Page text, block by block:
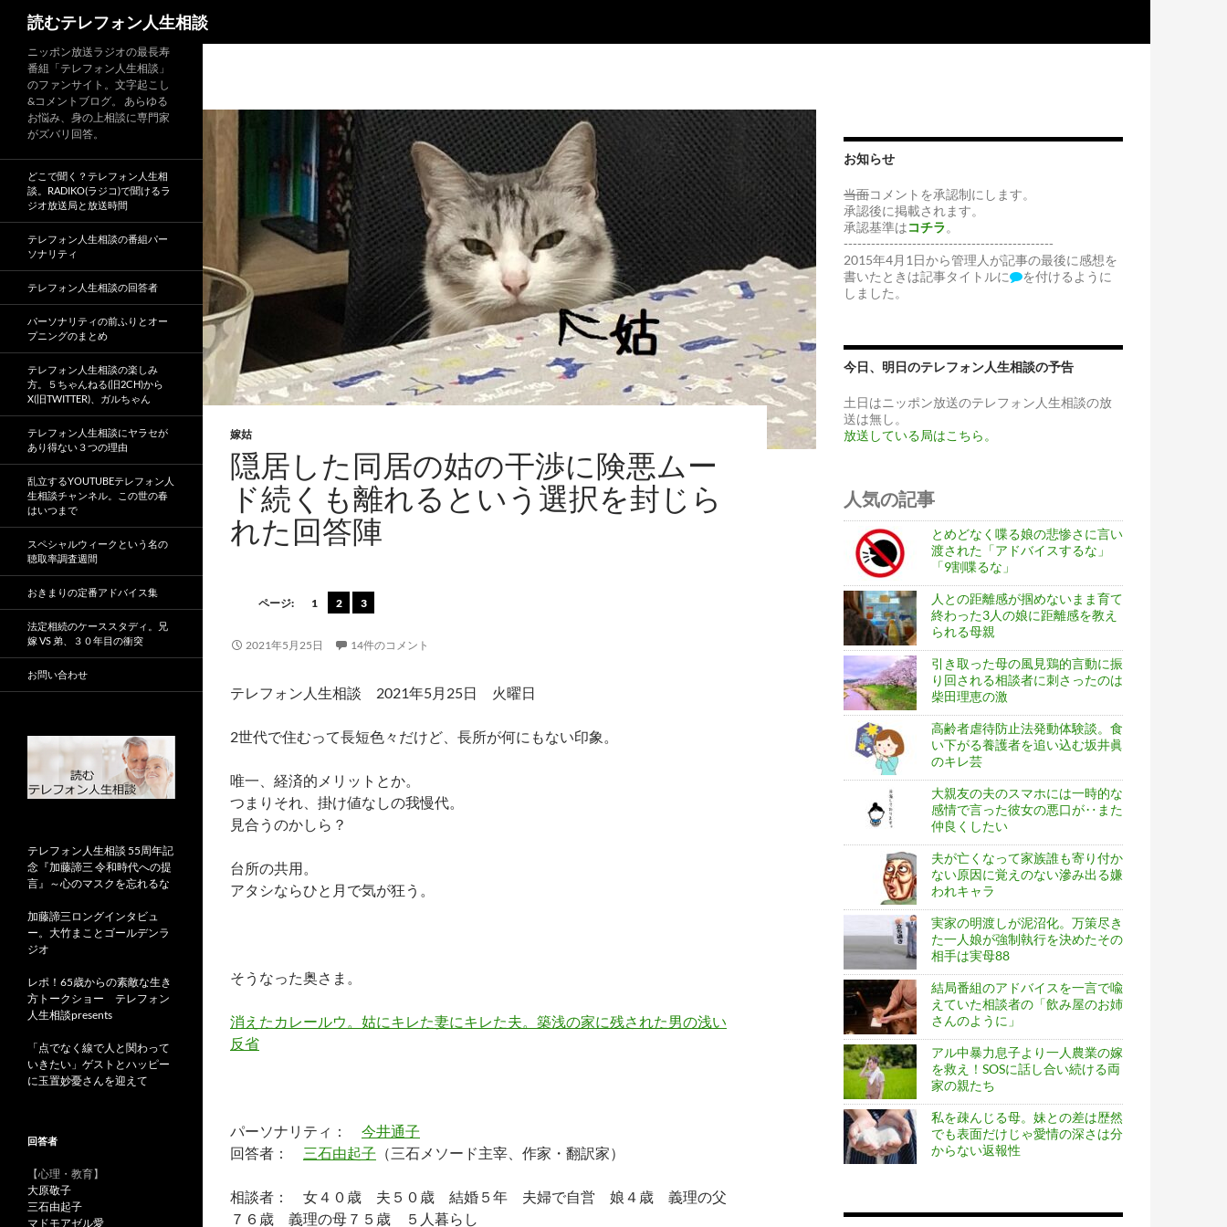
読むテレフォン人生相談
嫁姑
隠居した同居の姑の干渉に険悪ムー
ド続くも離れるという選択を封じら
れた回答陣
ページ: 1 2 3
2021年5月25日 14件のコメント
テレフォン人生相談 2021年5月25日 火曜日
2世代で住むって長短色々だけど、長所が何にもない印象。
唯一、経済的メリットとか。
つまりそれ、掛け値なしの我慢代。
見合うのかしら？
台所の共用。
アタシならひと月で気が狂う。
そうなった奥さま。
消えたカレールウ。姑にキレた妻にキレた夫。築浅の家に残された男の浅い
反省
パーソナリティ： 今井通子
回答者： 三石由起子 （三石メソード主宰、作家・翻訳家）
相談者： 女４０歳 夫５０歳 結婚５年 夫婦で自営 娘４歳 義理の父
７６歳 義理の母７５歳 ５人暮らし
お知らせ
当面コメントを承認制にします。
承認後に掲載されます。
承認基準はコチラ 。
----------------------------------------------
2015年4月1日から管理人が記事の最後に感想を
書いたときは記事タイトルに
を付けるように
しました。
今日、明日のテレフォン人生相談の予告
土日はニッポン放送のテレフォン人生相談の放
送は無し。
放送している局はこちら。
人気の記事
とめどなく喋る娘の悲惨さに言い
渡された「アドバイスするな」
「9割喋るな」
人との距離感が掴めないまま育て
終わった3人の娘に距離感を教え
られる母親
引き取った母の風見鶏的言動に振
り回される相談者に刺さったのは
柴田理恵の激
高齢者虐待防止法発動体験談。食
い下がる養護者を追い込む坂井眞
のキレ芸
大親友の夫のスマホには一時的な
感情で言った彼女の悪口が‥また
仲良くしたい
夫が亡くなって家族誰も寄り付か
ない原因に覚えのない滲み出る嫌
われキャラ
実家の明渡しが泥沼化。万策尽き
た一人娘が強制執行を決めたその
相手は実母88
結局番組のアドバイスを一言で喩
えていた相談者の「飲み屋のお姉
さんのように」
アル中暴力息子より一人農業の嫁
を救え！SOSに話し合い続ける両
家の親たち
私を疎んじる母。妹との差は歴然
でも表面だけじゃ愛情の深さは分
からない返報性
ニッポン放送ラジオの最長寿
番組「テレフォン人生相談」
のファンサイト。文字起こし
&コメントブログ。 あらゆる
お悩み、身の上相談に専門家
がズバリ回答。
どこで聞く？テレフォン人生相
談。RADIKO(ラジコ)で聞けるラ
ジオ放送局と放送時間
テレフォン人生相談の番組パー
ソナリティ
テレフォン人生相談の回答者
パーソナリティの前ふりとオー
プニングのまとめ
テレフォン人生相談の楽しみ
方。５ちゃんねる(旧2CH)から
X(旧TWITTER)、ガルちゃん
テレフォン人生相談にヤラセが
あり得ない３つの理由
乱立するYOUTUBEテレフォン人
生相談チャンネル。この世の春
はいつまで
スペシャルウィークという名の
聴取率調査週間
おきまりの定番アドバイス集
法定相続のケーススタディ。兄
嫁 VS 弟、３０年目の衝突
お問い合わせ
テレフォン人生相談 55周年記
念『加藤諦三 令和時代への提
言』～心のマスクを忘れるな
加藤諦三ロングインタビュ
ー。大竹まことゴールデンラ
ジオ
レポ！65歳からの素敵な生き
方トークショー テレフォン
人生相談presents
「点でなく線で人と関わって
いきたい」ゲストとハッピー
に玉置妙憂さんを迎えて
回答者
【心理・教育】
大原敬子
三石由起子
マドモアゼル愛